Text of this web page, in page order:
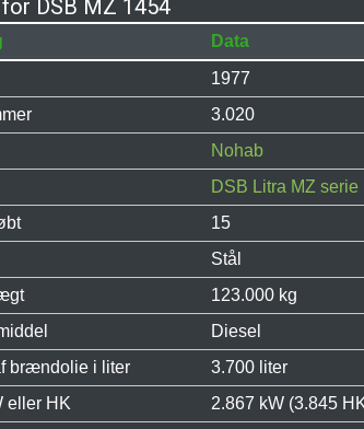
DSB MZ 1454
Data
1977
3.020
Nohab
DSB Litra MZ
15
Stål
123.000 kg
Diesel
brændolie i liter
3.700 liter
eller HK
2.867 kW (3.845